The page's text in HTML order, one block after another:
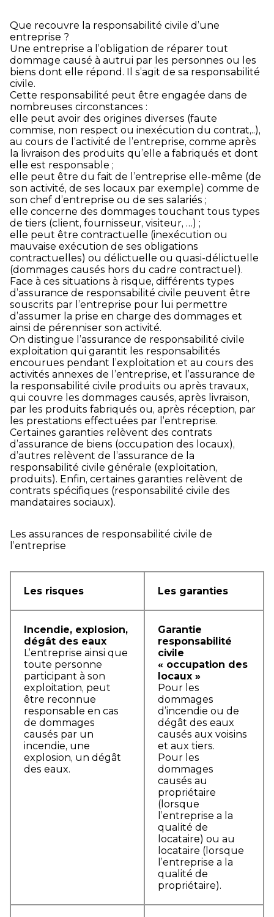
Que recouvre la responsabilité civile d’une
entreprise ?
Une entreprise a l’obligation de réparer tout
dommage causé à autrui par les personnes ou les
biens dont elle répond. Il s’agit de sa responsabilité
civile.
Cette responsabilité peut être engagée dans de
nombreuses circonstances :
elle peut avoir des origines diverses (faute
commise, non respect ou inexécution du contrat,..),
au cours de l’activité de l’entreprise, comme après
la livraison des produits qu’elle a fabriqués et dont
elle est responsable ;
elle peut être du fait de l’entreprise elle-même (de
son activité, de ses locaux par exemple) comme de
son chef d’entreprise ou de ses salariés ;
elle concerne des dommages touchant tous types
de tiers (client, fournisseur, visiteur, …) ;
elle peut être contractuelle (inexécution ou
mauvaise exécution de ses obligations
contractuelles) ou délictuelle ou quasi-délictuelle
(dommages causés hors du cadre contractuel).
Face à ces situations à risque, différents types
d’assurance de responsabilité civile peuvent être
souscrits par l’entreprise pour lui permettre
d’assumer la prise en charge des dommages et
ainsi de pérenniser son activité.
On distingue l’assurance de responsabilité civile
exploitation qui garantit les responsabilités
encourues pendant l’exploitation et au cours des
activités annexes de l’entreprise, et l’assurance de
la responsabilité civile produits ou après travaux,
qui couvre les dommages causés, après livraison,
par les produits fabriqués ou, après réception, par
les prestations effectuées par l’entreprise.
Certaines garanties relèvent des contrats
d’assurance de biens (occupation des locaux),
d’autres relèvent de l’assurance de la
responsabilité civile générale (exploitation,
produits). Enfin, certaines garanties relèvent de
contrats spécifiques (responsabilité civile des
mandataires sociaux).
Les assurances de responsabilité civile de
l’entreprise
Les risques Les garanties
Incendie, explosion,
dégât des eaux
L’entreprise ainsi que
toute personne
participant à son
exploitation, peut
être reconnue
responsable en cas
de dommages
causés par un
incendie, une
explosion, un dégât
des eaux.
Garantie
responsabilité
civile
« occupation des
locaux »
Pour les
dommages
d’incendie ou de
dégât des eaux
causés aux voisins
et aux tiers.
Pour les
dommages
causés au
propriétaire
(lorsque
l’entreprise a la
qualité de
locataire) ou au
locataire (lorsque
l’entreprise a la
qualité de
propriétaire).